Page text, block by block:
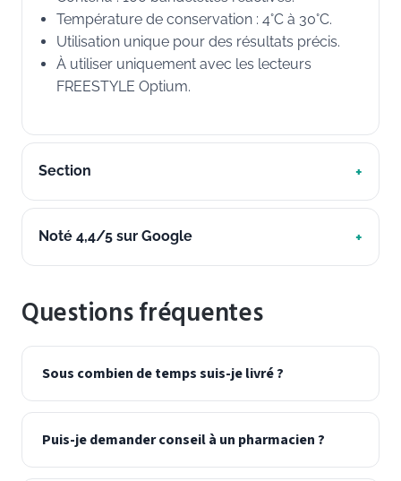
Température de conservation : 4°C à 30°C.
Utilisation unique pour des résultats précis.
À utiliser uniquement avec les lecteurs
FREESTYLE Optium.
Section
Noté 4,4/5 sur Google
Questions fréquentes
Sous combien de temps suis-je livré ?
Puis-je demander conseil à un pharmacien ?